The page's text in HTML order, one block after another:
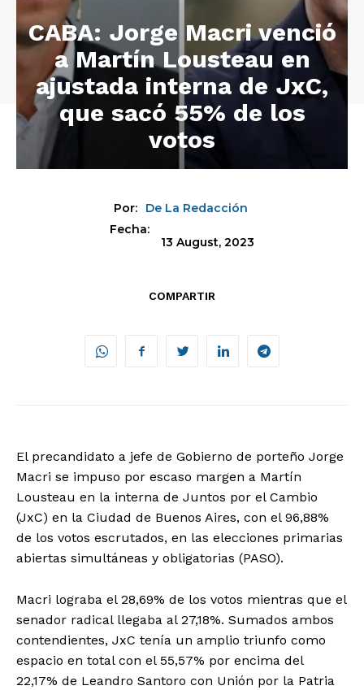
CABA: Jorge Macri venció
a Martín Lousteau en
ajustada interna de JxC,
que sacó 55% de los
votos
Por:
De La Redacción
Fecha:
13 August, 2023
COMPARTIR
El precandidato a jefe de Gobierno de porteño Jorge
Macri se impuso por escaso margen a Martín
Lousteau en la interna de Juntos por el Cambio
(JxC) en la Ciudad de Buenos Aires, con el 96,88%
de los votos escrutados, en las elecciones primarias
abiertas simultáneas y obligatorias (PASO).
Macri lograba el 28,69% de los votos mientras que el
senador radical llegaba al 27,18%. Sumados ambos
contendientes, JxC tenía un amplio triunfo como
espacio en total con el 55,57% por encima del
22,17% de Leandro Santoro con Unión por la Patria